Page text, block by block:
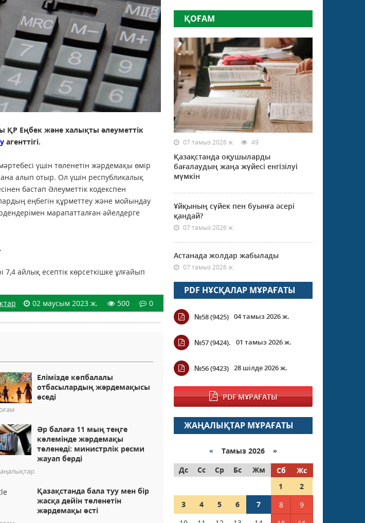
ҚР Еңбек және халықты әлеуметтік
агенттігі.
үшін төленетін жәрдемақы өмір
алып отыр. Ол үшін республикалық
бастап Әлеуметтік кодекспен
еңбегін құрметтеу және мойындау
марапатталған әйелдерге
айлық есептік көрсеткішке ұлғайып
02 маусым 2023 ж. 500 0
Елімізде көпбалалы
отбасылардың жәрдемақысы
өседі
Әр балаға 11 мың теңге
көлемінде жәрдемақы
төленеді: министрлік ресми
жауап берді
Қазақстанда бала туу мен бір
жасқа дейін төленетін
жәрдемақы өсті
ҚОҒАМ
07 тамыз 2026 ж. 49
Қазақстанда оқушыларды
бағалаудың жаңа жүйесі енгізілуі
мүмкін
Ұйқының сүйек пен буынға әсері
қандай?
07 тамыз 2026 ж.
Астанада жолдар жабылады
07 тамыз 2026 ж.
PDF НҰСҚАЛАР МҰРАҒАТЫ
№58 (9425) 04 тамыз 2026 ж.
№57 (9424). 01 тамыз 2026 ж.
№56 (9423) 28 шілде 2026 ж.
PDF МҰРАҒАТЫ
ЖАҢАЛЫҚТАР МҰРАҒАТЫ
« Тамыз 2026 »
Дс
Сс Ср Бс Жм Сб
Жс
1
2
3
4 5 6 7 8
9